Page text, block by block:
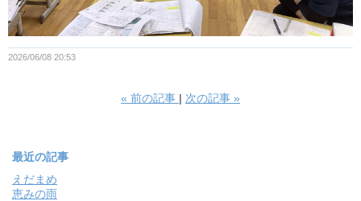
2026/06/08 20:53
« 前の記事 次の記事 »
最近の記事
えだまめ
恵みの雨